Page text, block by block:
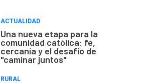
ACTUALIDAD
Una nueva etapa para la
comunidad católica: fe,
cercanía y el desafío de
"caminar juntos"
RURAL